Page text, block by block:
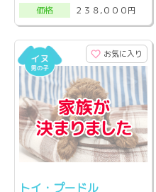
価格
２３８,０００円
お気に入り
トイ・プードル